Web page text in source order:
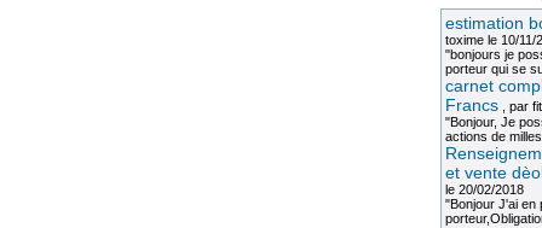
estimation
toximele 10/11/
"bonjours je
porteur qui se
carnet
Francs, par
"Bonjour, Je
actions de
et vente
le 20/02/2018
"Bonjour J'ai en